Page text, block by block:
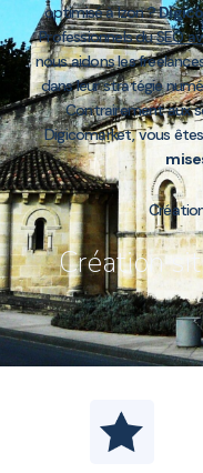
optimisé à Izon ?
Professionnels duSEO
nous aidons les
dans leur stratégie
Contrairement aux
Digicomarket, vous êtes
Création